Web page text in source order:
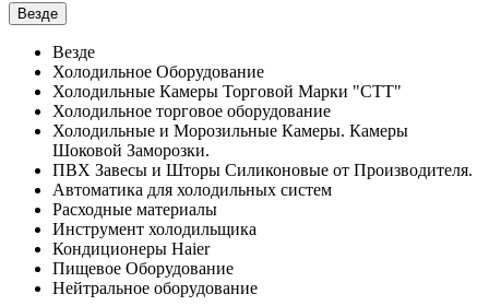
Везде
Везде
Холодильное Оборудование
Холодильные Камеры Торговой Марки "СТТ"
Холодильное торговое оборудование
Холодильные и Морозильные Камеры. Камеры
Шоковой Заморозки.
ПВХ Завесы и Шторы Силиконовые от Производителя.
Автоматика для холодильных систем
Расходные материалы
Инструмент холодильщика
Кондиционеры Haier
Пищевое Оборудование
Нейтральное оборудование